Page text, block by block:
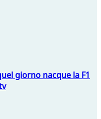
giorno nacque la F1